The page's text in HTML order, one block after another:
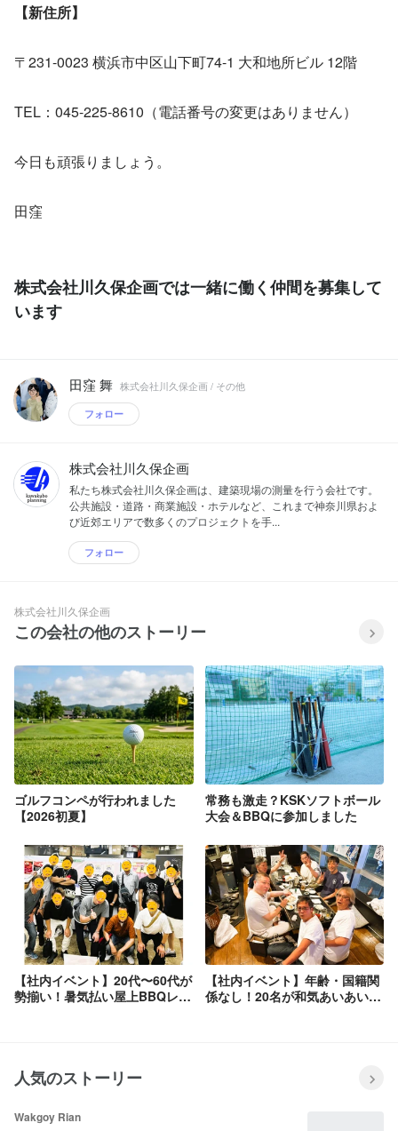
【新住所】
〒231-0023 横浜市中区山下町74-1 大和地所ビル 12階
TEL：045-225-8610（電話番号の変更はありません）
今日も頑張りましょう。
田窪
株式会社川久保企画では一緒に働く仲間を募集して
います
田窪 舞 株式会社川久保企画 / その他
フォロー
株式会社川久保企画
私たち株式会社川久保企画は、建築現場の測量を行う会社です。
公共施設・道路・商業施設・ホテルなど、これまで神奈川県およ
び近郊エリアで数多くのプロジェクトを手...
フォロー
株式会社川久保企画
この会社の他のストーリー
ゴルフコンペが行われました
【2026初夏】
常務も激走？KSKソフトボール
大会＆BBQに参加しました
【社内イベント】20代〜60代が
勢揃い！暑気払い屋上BBQレ
【社内イベント】年齢・国籍関
係なし！20名が和気あいあいと
人気のストーリー
Wakgoy Rian